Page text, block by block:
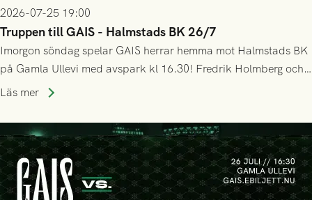
2026-07-25 19:00
Truppen till GAIS - Halmstads BK 26/7
Imorgon söndag spelar GAIS herrar hemma mot Halmstads BK
på Gamla Ullevi med avspark kl 16.30! Fredrik Holmberg och
ledarstaben har tagit ut följande trupp till matchen:
Läs mer